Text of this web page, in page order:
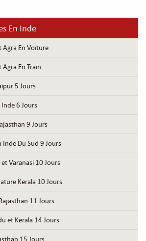
En Inde
Agra En Voiture
En Train
5 Jours
6 Jours
9 Jours
Inde Du Sud 9 Jours
Varanasi 10 Jours
Kerala 10 Jours
11 Jours
et Kerala 14 Jours
15 Jours